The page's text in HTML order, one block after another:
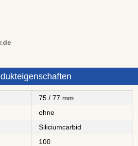
75 / 77 mm
ohne
⁠⁠⁠⁠⁠⁠⁠⁠Siliciumcarbid
100